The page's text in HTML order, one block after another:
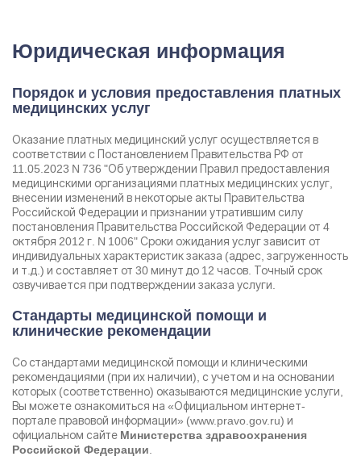
Психиатрия
Реабилитация
Цены
О нас
Контакты
8 800 200-48-16
Бесплатно по РФ
Вызвать специалиста
ООО «Медицинская компания «Наркологический центр»
г. Краснокамск, ул. Пушкина, 2, корп. 3,
Электронная почта:
info@mk-narkolog-centr
Юридическая информация
Порядок и условия предоставления платных
медицинских услуг
Оказание платных медицинский услуг осуществляется в
соответствии с Постановлением Правительства РФ от
11.05.2023 N 736 "Об утверждении Правил предоставления
медицинскими организациями платных медицинских услуг,
внесении изменений в некоторые акты Правительства
Российской Федерации и признании утратившим силу
постановления Правительства Российской Федерации от 4
октября 2012 г. N 1006" Сроки ожидания услуг зависит от
индивидуальных характеристик заказа (адрес, загруженность
и т.д.) и составляет от 30 минут до 12 часов. Точный срок
озвучивается при подтверждении заказа услуги.
Стандарты медицинской помощи и
клинические рекомендации
Со стандартами медицинской помощи и клиническими
рекомендациями (при их наличии), с учетом и на основании
которых (соответственно) оказываются медицинские услуги,
Вы можете ознакомиться на «Официальном интернет-
портале правовой информации» (www.pravo.gov.ru) и
официальном сайте Министерства здравоохранения
Российской Федерации